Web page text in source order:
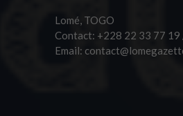
Lomé, TOGO
Contact: +228 22 33 77
Email: